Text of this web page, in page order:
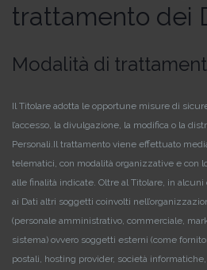
trattamento dei
Modalità di
Il Titolare adotta le opportune misure di
l’accesso, la divulgazione, la modifica o la
Personali.Il trattamento viene effettuato
telematici, con modalità organizzative e con
alle finalità indicate. Oltre al Titolare, in
ai Dati altri soggetti coinvolti
(personale amministrativo, commerciale,
sistema) ovvero soggetti esterni (come
postali, hosting provider, società